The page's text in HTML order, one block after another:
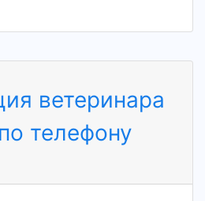
ветеринара
телефону